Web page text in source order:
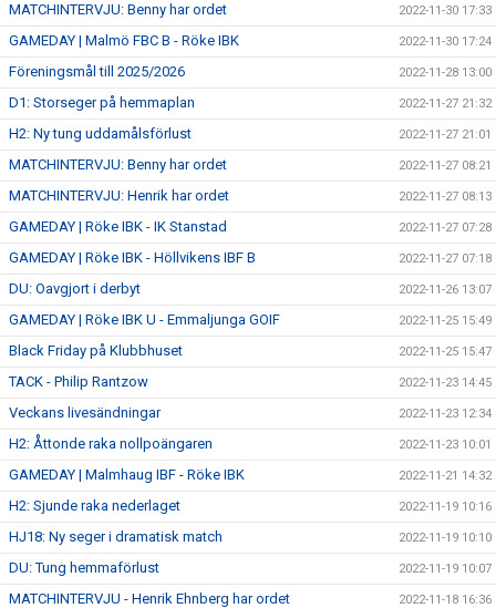
MATCHINTERVJU: Benny har ordet 2022-11-30 17:33
GAMEDAY | Malmö FBC B - Röke IBK 2022-11-30 17:24
Föreningsmål till 2025/2026 2022-11-28 13:00
D1: Storseger på hemmaplan 2022-11-27 21:32
H2: Ny tung uddamålsförlust 2022-11-27 21:01
MATCHINTERVJU: Benny har ordet 2022-11-27 08:21
MATCHINTERVJU: Henrik har ordet 2022-11-27 08:13
GAMEDAY | Röke IBK - IK Stanstad 2022-11-27 07:28
GAMEDAY | Röke IBK - Höllvikens IBF B 2022-11-27 07:18
DU: Oavgjort i derbyt 2022-11-26 13:07
GAMEDAY | Röke IBK U - Emmaljunga GOIF 2022-11-25 15:49
Black Friday på Klubbhuset 2022-11-25 15:47
TACK - Philip Rantzow 2022-11-23 14:45
Veckans livesändningar 2022-11-23 12:34
H2: Åttonde raka nollpoängaren 2022-11-23 10:01
GAMEDAY | Malmhaug IBF - Röke IBK 2022-11-21 14:32
H2: Sjunde raka nederlaget 2022-11-19 10:16
HJ18: Ny seger i dramatisk match 2022-11-19 10:10
DU: Tung hemmaförlust 2022-11-19 10:07
MATCHINTERVJU - Henrik Ehnberg har ordet 2022-11-18 16:36